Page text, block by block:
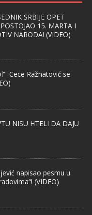
SRBIJE OPET
15. MARTA I
NARODA! (VIDEO)
Cece Ražnatović se
NISU HTELI DA DAJU
napisao pesmu u
(VIDEO)